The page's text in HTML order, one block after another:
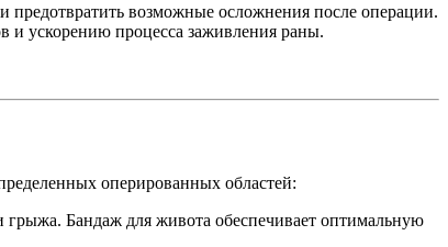
возможные осложнения после операции.
и ускорению процесса заживления раны.
оперированных областей:
грыжа. Бандаж для живота обеспечивает оптимальную